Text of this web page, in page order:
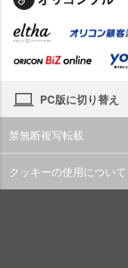
PC版に切り替え
禁無断複写転載
クッキーの使用について